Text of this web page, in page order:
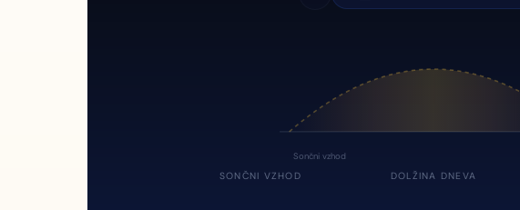
Sončni vzhod
SONČNI VZHOD DOLŽINA DNEVA